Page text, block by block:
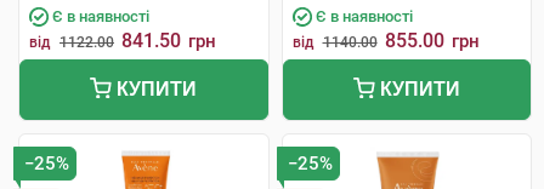
Є в наявності
від 1122.00 841.50 грн
КУПИТИ
Є в наявності
від 1140.00 855.00 грн
КУПИТИ
−25% −25%